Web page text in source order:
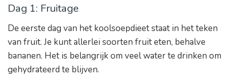
Dag 1: Fruitage
De eerste dag van het koolsoepdieet staat in het teken
van fruit. Je kunt allerlei soorten fruit eten, behalve
bananen. Het is belangrijk om veel water te drinken om
gehydrateerd te blijven.